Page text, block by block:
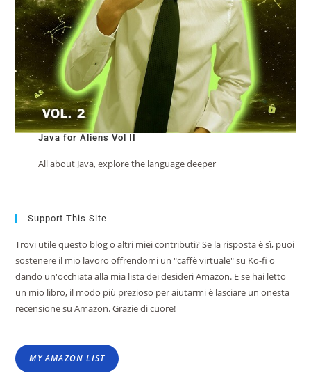
Java for Aliens Vol II
All about Java, explore the language deeper
Support This Site
Trovi utile questo blog o altri miei contributi? Se la risposta è sì, puoi
sostenere il mio lavoro offrendomi un "caffè virtuale" su Ko-fi o
dando un'occhiata alla mia lista dei desideri Amazon. E se hai letto
un mio libro, il modo più prezioso per aiutarmi è lasciare un'onesta
recensione su Amazon. Grazie di cuore!
MY AMAZON LIST